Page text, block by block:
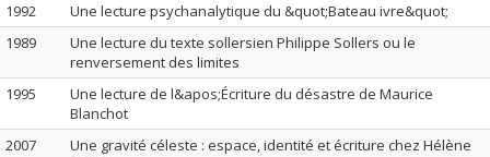
1992
Une lecture psychanalytique du &quot;Bateau ivre&quot;
1989
Une lecture du texte sollersien Philippe Sollers ou le
renversement des limites
1995
Une lecture de l&apos;Écriture du désastre de Maurice
Blanchot
2007
Une gravité céleste : espace, identité et écriture chez Hélène